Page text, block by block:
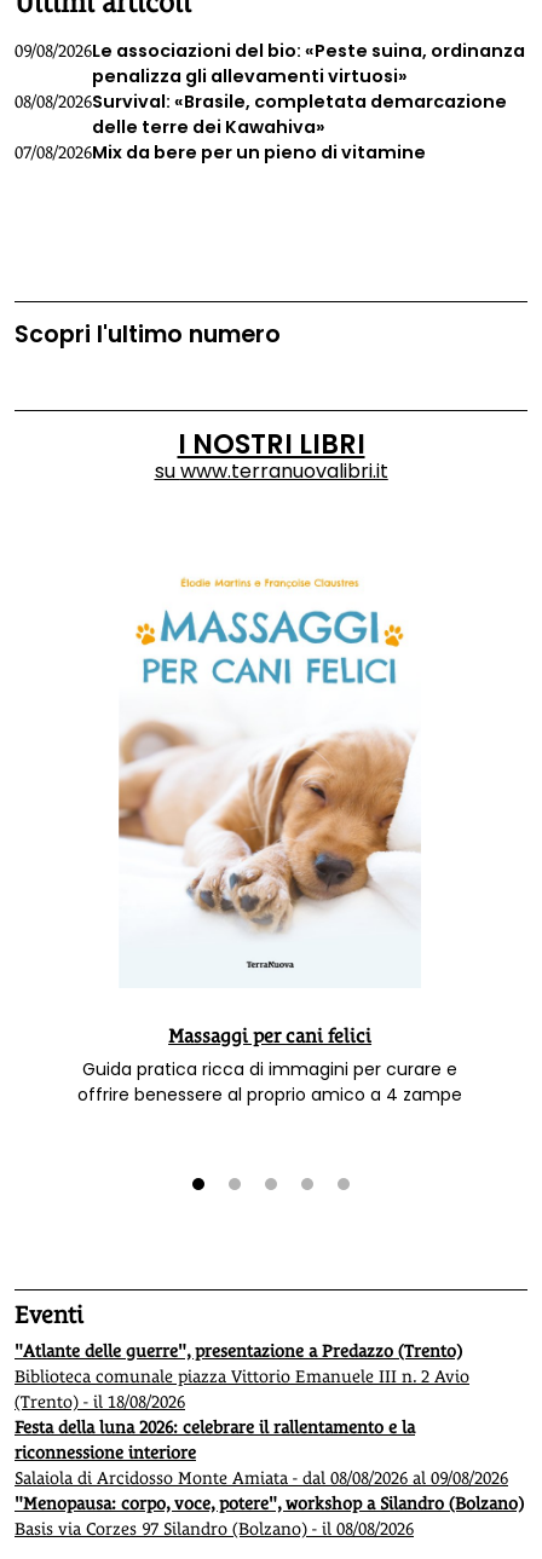
09/08/2026Le associazioni del bio: «Peste suina, ordinanza
penalizza gli allevamenti virtuosi»
08/08/2026Survival: «Brasile, completata demarcazione
delle terre dei Kawahiva»
07/08/2026Mix da bere per un pieno di vitamine
Scopri l'ultimo numero
I NOSTRI LIBRI
suwww.terranuovalibri.it
Massaggi per cani felici
Guida pratica ricca di immagini per curare e
offrire benessere al proprio amico a 4 zampe
Eventi
"Atlante delle guerre", presentazione a Predazzo (Trento)
Biblioteca comunale piazza Vittorio Emanuele III n. 2 Avio
(Trento) - il 18/08/2026
Festa della luna 2026: celebrare il rallentamento e la
riconnessione interiore
Salaiola di Arcidosso Monte Amiata - dal 08/08/2026 al 09/08/2026
"Menopausa: corpo, voce, potere", workshop a Silandro (Bolzano)
Basis via Corzes 97 Silandro (Bolzano) - il 08/08/2026